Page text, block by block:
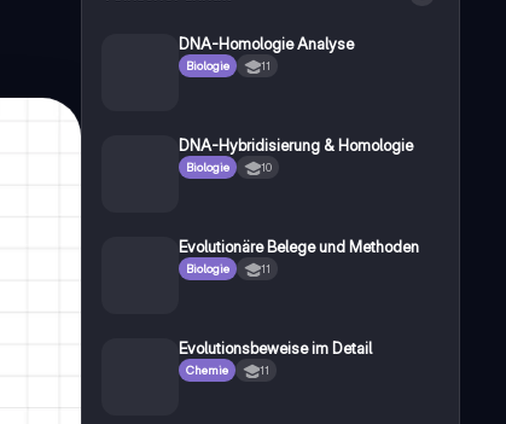
DNA-Homologie Analyse
Biologie 11
DNA-Hybridisierung & Homologie
Biologie 10
Evolutionäre Belege und Methoden
Biologie 11
Evolutionsbeweise im Detail
Chemie 11